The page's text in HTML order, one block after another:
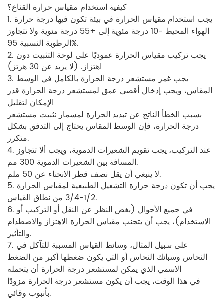
كيفية استخدام مقياس حرارة القناع؟
1. يجب استخدام مقياس الحرارة في بيئة تكون فيها درجة حرارة
الهواء المحيط -10 درجة مئوية إلى +55 درجة مئوية ولا تتجاوز
الرطوبة النسبية 95%.
2. يجب تركيب مقياس الحرارة عموديًا على لوحة التثبيت دون
اهتزاز. (لا يزيد عن 30 هرتز)
3. يجب غمر مستشعر درجة الحرارة بالكامل في الوسط
المقاس، ويجب إدخال أقصى عمق لمستشعر درجة الحرارة قدر
الإمكان لتقليل
بسبب الخطأ الناتج عن تبديد الحرارة لمسمار تثبيت مستشعر
درجة الحرارة، فإن الوسط المقاس يحتاج إلى التدفق بشكل
متكرر.
4. عند التركيب، يجب تقويم الشعيرات الدموية، ويجب ألا تتجاوز
المسافة بين الشعيرات الدموية 300 مم.
لا ينبغي أن يقل نصف قطر الانحناء عن 50 ملم.
5. يجب أن تكون درجة حرارة التشغيل الطبيعية لمقياس الحرارة
1/2-3/4 من نطاق القياس.
6. في جميع الأحوال (بغض النظر عن النقل أو التركيب أو
الاستخدام)، يجب أن يتجنب مقياس الحرارة الاهتزاز والاصطدام
والتأثير.
7. على سبيل المثال، وسائط القياس المسببة للتآكل في
النحاس وسبائك النحاس أو التي يكون ضغطها أكبر من الضغط
الاسمي الذي يمكن لمستشعر درجة الحرارة أن يتحمله
في هذا الوقت، يجب أن يكون مستشعر درجة الحرارة مزودًا
بأنبوب وقائي.